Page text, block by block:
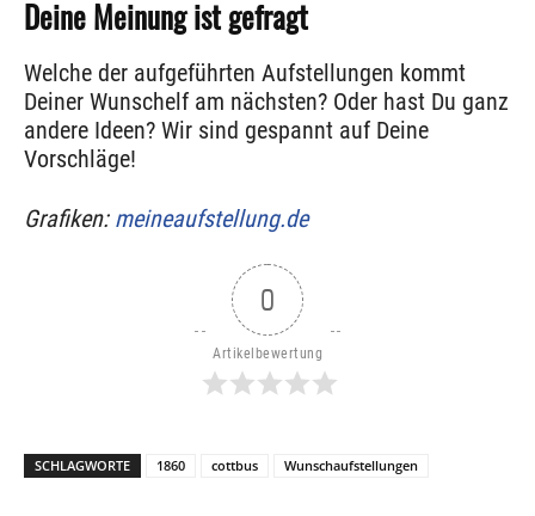
Deine Meinung ist gefragt
Welche der aufgeführten Aufstellungen kommt
Deiner Wunschelf am nächsten? Oder hast Du ganz
andere Ideen? Wir sind gespannt auf Deine
Vorschläge!
Grafiken: meineaufstellung.de
0
Artikelbewertung
SCHLAGWORTE 1860 cottbus Wunschaufstellungen